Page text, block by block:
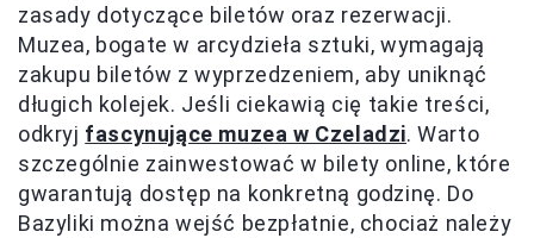
zasady dotyczące biletów oraz rezerwacji.
Muzea, bogate w arcydzieła sztuki, wymagają
zakupu biletów z wyprzedzeniem, aby uniknąć
długich kolejek. Jeśli ciekawią cię takie treści,
odkryj fascynujące muzea w Czeladzi. Warto
szczególnie zainwestować w bilety online, które
gwarantują dostęp na konkretną godzinę. Do
Bazyliki można wejść bezpłatnie, chociaż należy